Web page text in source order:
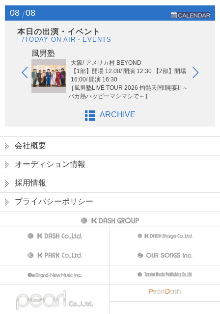
08 08
本日の出演・イベント
/TODAY ON AIR・EVENTS
風男塾
大阪/ アメリカ村 BEYOND
【1部】開場 12:00/ 開演 12:30 【2部】開場
16:00/ 開演 16:30
［風男塾LIVE TOUR 2026 灼熱天国!!開宴!! ～
バカ熱ハッピーマシマシで～］
ARCHIVE
会社概要
オーディション情報
採用情報
プライバシーポリシー